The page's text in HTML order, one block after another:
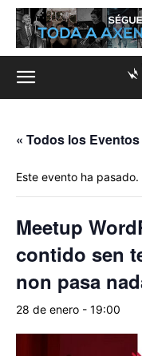
« Todos los Eventos
Este evento ha pasado.
Meetup
contido sen
non pasa
28 de enero - 19:00